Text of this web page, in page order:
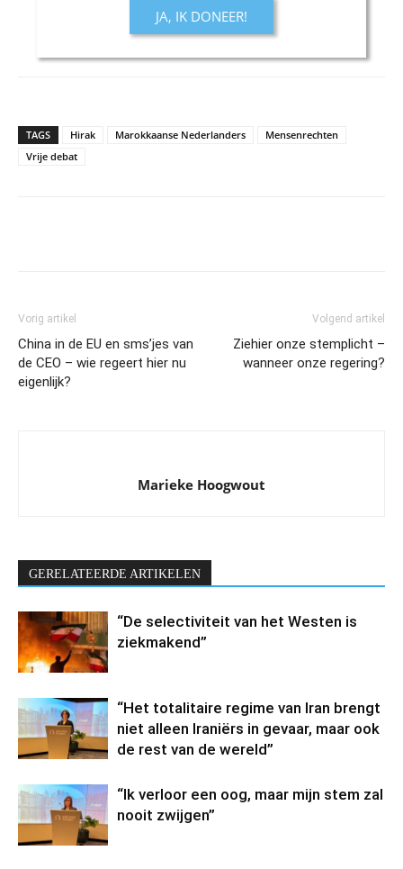
JA, IK DONEER!
TAGS Hirak Marokkaanse Nederlanders
Mensenrechten
Vrije debat
Vorig artikel
China in de EU en sms’jes van
de CEO – wie regeert hier nu
eigenlijk?
Volgend artikel
Ziehier onze stemplicht –
wanneer onze regering?
Marieke Hoogwout
GERELATEERDE ARTIKELEN
“De selectiviteit van het Westen is
ziekmakend”
“Het totalitaire regime van Iran brengt
niet alleen Iraniërs in gevaar, maar ook
de rest van de wereld”
“Ik verloor een oog, maar mijn stem zal
nooit zwijgen”